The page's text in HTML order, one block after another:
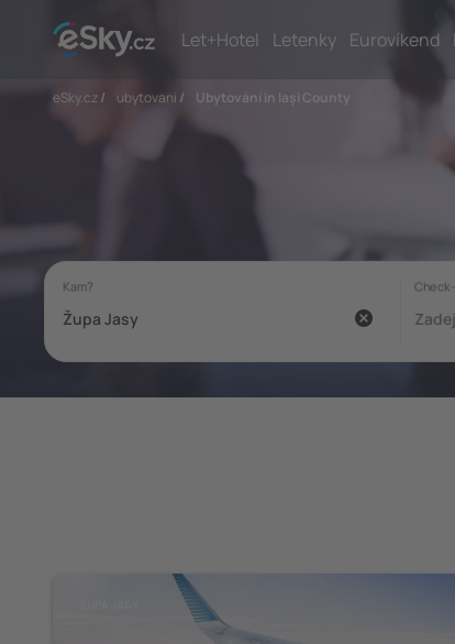
Let+Hotel Letenky Eurovíkend
eSky.cz/ ubytovani / Ubytování in Iași County